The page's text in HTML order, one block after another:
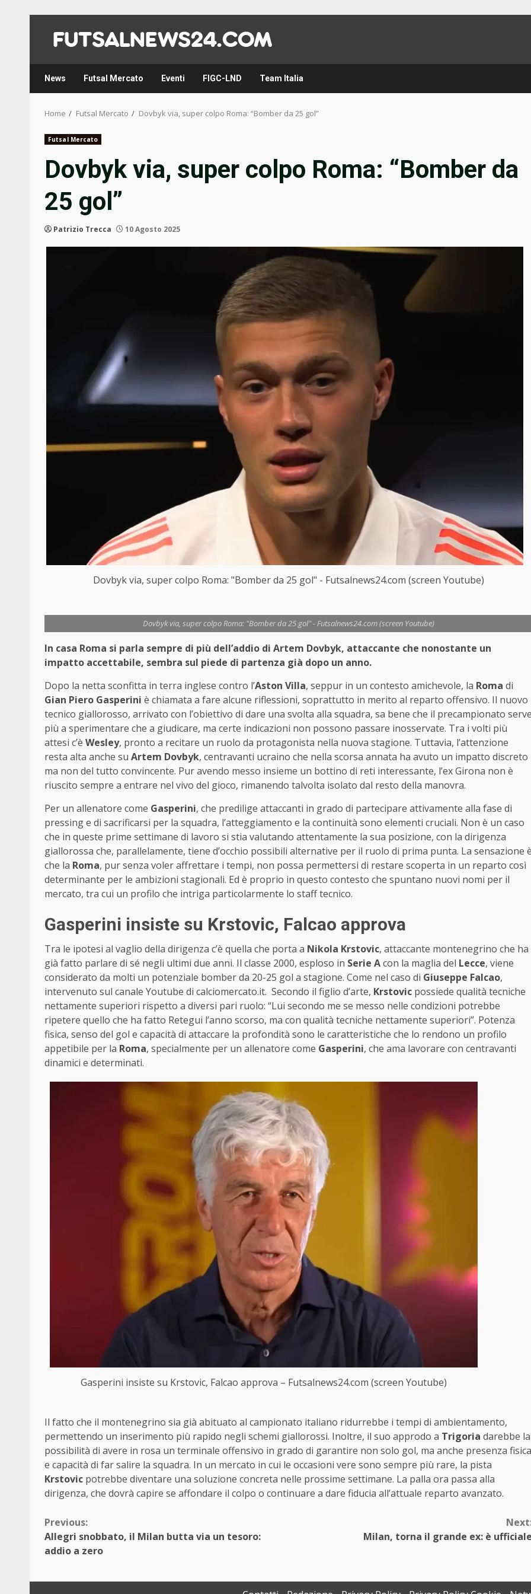
content
News Futsal Mercato Eventi FIGC-LND Team Italia
Home Futsal Mercato Dovbyk via, super colpo Roma: “Bomber da 25 gol”
Futsal Mercato
Dovbyk via, super colpo Roma: “Bomber da
25 gol”
Patrizio Trecca 10 Agosto 2025
Dovbyk via, super colpo Roma: "Bomber da 25 gol" - Futsalnews24.com (screen Youtube)
Dovbyk via, super colpo Roma: "Bomber da 25 gol" - Futsalnews24.com (screen Youtube)
In casa Roma si parla sempre di più dell’addio di Artem Dovbyk, attaccante che nonostante un
impatto accettabile, sembra sul piede di partenza già dopo un anno.
Dopo la netta sconfitta in terra inglese contro l’Aston Villa, seppur in un contesto amichevole, la Roma di
Gian Piero Gasperini è chiamata a fare alcune riflessioni, soprattutto in merito al reparto offensivo. Il nuovo
tecnico giallorosso, arrivato con l’obiettivo di dare una svolta alla squadra, sa bene che il precampionato
più a sperimentare che a giudicare, ma certe indicazioni non possono passare inosservate. Tra i volti più
attesi c’è Wesley, pronto a recitare un ruolo da protagonista nella nuova stagione. Tuttavia, l’attenzione
resta alta anche su Artem Dovbyk, centravanti ucraino che nella scorsa annata ha avuto un impatto discreto
ma non del tutto convincente. Pur avendo messo insieme un bottino di reti interessante, l’ex Girona non è
riuscito sempre a entrare nel vivo del gioco, rimanendo talvolta isolato dal resto della manovra.
Per un allenatore come Gasperini, che predilige attaccanti in grado di partecipare attivamente alla fase di
pressing e di sacrificarsi per la squadra, l’atteggiamento e la continuità sono elementi cruciali. Non è un caso
che in queste prime settimane di lavoro si stia valutando attentamente la sua posizione, con la dirigenza
giallorossa che, parallelamente, tiene d’occhio possibili alternative per il ruolo di prima punta. La sensazione
che la Roma, pur senza voler affrettare i tempi, non possa permettersi di restare scoperta in un reparto così
determinante per le ambizioni stagionali. Ed è proprio in questo contesto che spuntano nuovi nomi per il
mercato, tra cui un profilo che intriga particolarmente lo staff tecnico.
Gasperini insiste su Krstovic, Falcao approva
Tra le ipotesi al vaglio della dirigenza c’è quella che porta a Nikola Krstovic, attaccante montenegrino che ha
già fatto parlare di sé negli ultimi due anni. Il classe 2000, esploso in Serie Acon la maglia del Lecce, viene
considerato da molti un potenziale bomber da 20-25 gol a stagione. Come nel caso di Giuseppe Falcao,
intervenuto sul canale Youtube di calciomercato.it. Secondo il figlio d’arte, Krstovic possiede qualità tecniche
nettamente superiori rispetto a diversi pari ruolo: “Lui secondo me se messo nelle condizioni potrebbe
ripetere quello che ha fatto Retegui l’anno scorso, ma con qualità tecniche nettamente superiori”. Potenza
fisica, senso del gol e capacità di attaccare la profondità sono le caratteristiche che lo rendono un profilo
appetibile per la Roma, specialmente per un allenatore come Gasperini, che ama lavorare con centravanti
dinamici e determinati.
Gasperini insiste su Krstovic, Falcao approva – Futsalnews24.com (screen Youtube)
Il fatto che il montenegrino sia già abituato al campionato italiano ridurrebbe i tempi di ambientamento,
permettendo un inserimento più rapido negli schemi giallorossi. Inoltre, il suo approdo a Trigoria darebbe la
possibilità di avere in rosa un terminale offensivo in grado di garantire non solo gol, ma anche presenza fisica
e capacità di far salire la squadra. In un mercato in cui le occasioni vere sono sempre più rare, la pista
Krstovic potrebbe diventare una soluzione concreta nelle prossime settimane. La palla ora passa alla
dirigenza, che dovrà capire se affondare il colpo o continuare a dare fiducia all’attuale reparto avanzato.
Continue
Reading
Previous:
Allegri snobbato, il Milan butta via un tesoro:
addio a zero
Milan, torna il grande ex: è